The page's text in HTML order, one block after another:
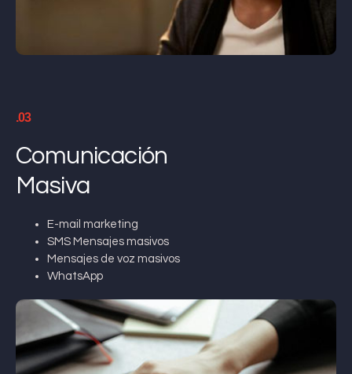
.03
Comunicación
Masiva
E-mail marketing
SMS Mensajes masivos
Mensajes de voz masivos
WhatsApp